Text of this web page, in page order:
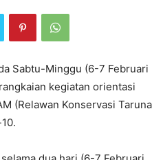
Sabtu-Minggu (6-7 Februari
kegiatan orientasi
(Relawan Konservasi Taruna